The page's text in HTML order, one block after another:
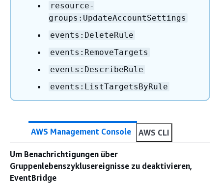
resource-
groups:UpdateAccountSettings
events:DeleteRule
events:RemoveTargets
events:DescribeRule
events:ListTargetsByRule
AWS Management Console AWS CLI
Um Benachrichtigungen über
Gruppenlebenszyklusereignisse zu deaktivieren,
EventBridge